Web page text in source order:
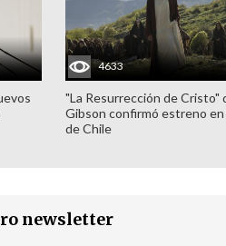
4633
"La Resurrección de Cristo"
Gibson confirmó estreno en
de Chile
newsletter